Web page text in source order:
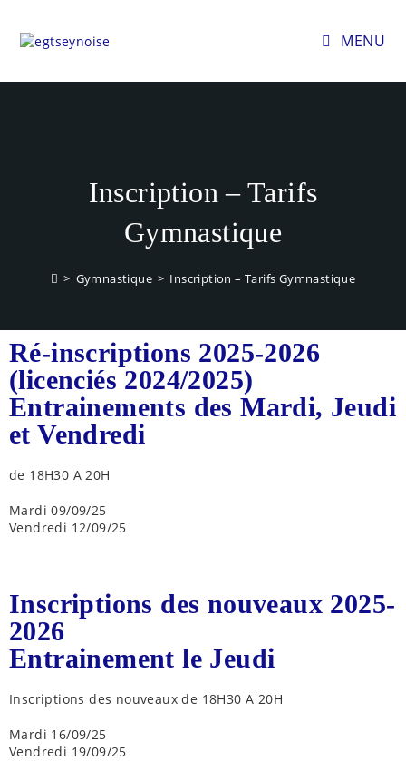
MENU
Inscription – Tarifs
Gymnastique
> Gymnastique > Inscription – Tarifs Gymnastique
Ré-inscriptions 2025-2026
(licenciés 2024/2025)
Entrainements des Mardi, Jeudi
et Vendredi
de 18H30 A 20H
Mardi 09/09/25
Vendredi 12/09/25
Inscriptions des nouveaux 2025-
2026
Entrainement le Jeudi
Inscriptions des nouveaux de 18H30 A 20H
Mardi 16/09/25
Vendredi 19/09/25